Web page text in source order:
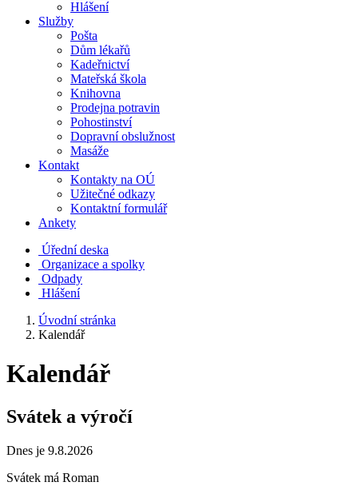
Hlášení
Služby
Pošta
Dům lékařů
Kadeřnictví
Mateřská škola
Knihovna
Prodejna potravin
Pohostinství
Dopravní obslužnost
Masáže
Kontakt
Kontakty na OÚ
Užitečné odkazy
Kontaktní formulář
Ankety
Úřední deska
Organizace a spolky
Odpady
Hlášení
Úvodní stránka
Kalendář
Kalendář
Svátek a výročí
Dnes je 9.8.2026
Svátek má Roman